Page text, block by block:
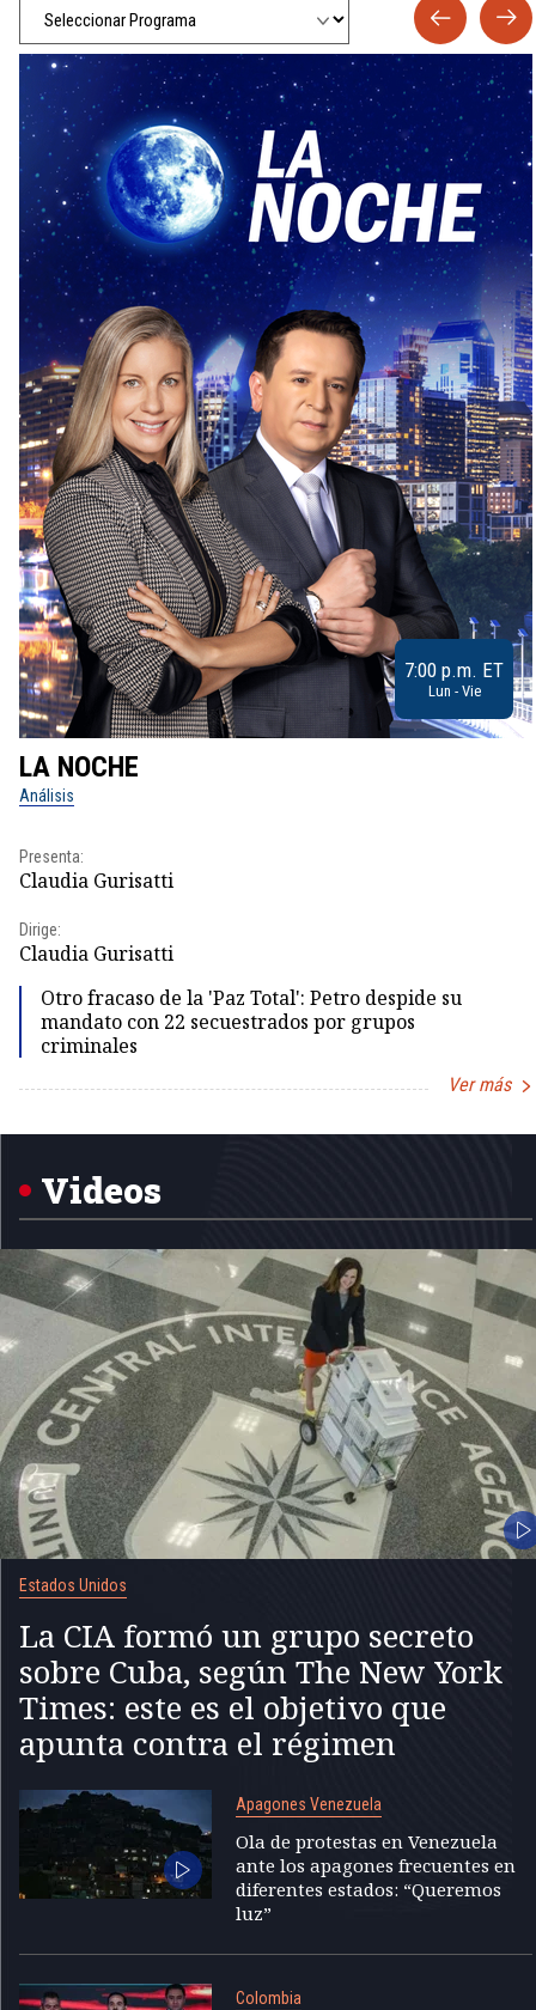
7:00 p.m. ET
Lun - Vie
LA NOCHE
Análisis
Presenta:
Claudia Gurisatti
Dirige:
Claudia Gurisatti
Otro fracaso de la 'Paz Total': Petro despide su
mandato con 22 secuestrados por grupos
criminales
Ver más
1
Videos
Estados Unidos
La CIA formó un grupo secreto
sobre Cuba, según The New York
Times: este es el objetivo que
apunta contra el régimen
Apagones Venezuela
Ola de protestas en Venezuela
ante los apagones frecuentes en
diferentes estados: “Queremos
luz”
Colombia